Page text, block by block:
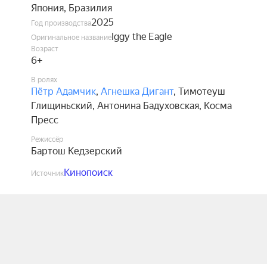
Япония, Бразилия
Год производства2025
Оригинальное названиеIggy the Eagle
Возраст
6+
В ролях
Пётр Адамчик, Агнешка Дигант, Тимотеуш
Глищиньский, Антонина Бадуховская, Косма
Пресс
Режиссёр
Бартош Кедзерский
ИсточникКинопоиск